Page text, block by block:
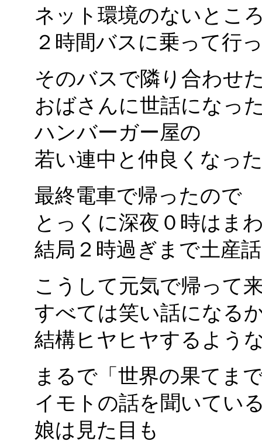
ネット環境のないとこ
２時間バスに乗って行
そのバスで隣り合わせ
おばさんに世話になっ
ハンバーガー屋の
若い連中と仲良くなっ
最終電車で帰ったので
とっくに深夜０時はま
結局２時過ぎまで土産
こうして元気で帰って
すべては笑い話になる
結構ヒヤヒヤするよう
まるで「世界の果てま
イモトの話を聞いてい
娘は見た目も